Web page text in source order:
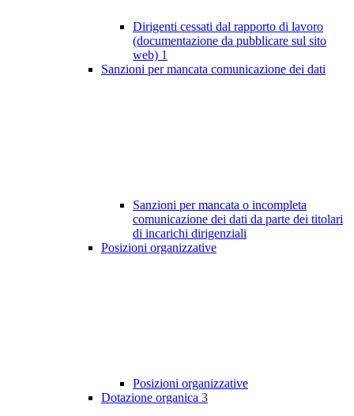
Dirigenti cessati dal rapporto di lavoro
(documentazione da pubblicare sul sito
web) 1
Sanzioni per mancata comunicazione dei dati
Sanzioni per mancata o incompleta
comunicazione dei dati da parte dei titolari
di incarichi dirigenziali
Posizioni organizzative
Posizioni organizzative
Dotazione organica 3